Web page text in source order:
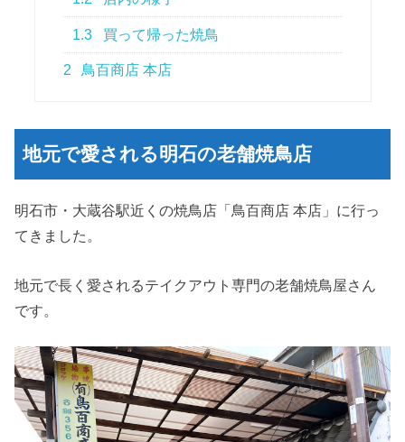
1.3 買って帰った焼鳥
2 鳥百商店 本店
地元で愛される明石の老舗焼鳥店
明石市・大蔵谷駅近くの焼鳥店「鳥百商店 本店」に行っ
てきました。
地元で長く愛されるテイクアウト専門の老舗焼鳥屋さん
です。